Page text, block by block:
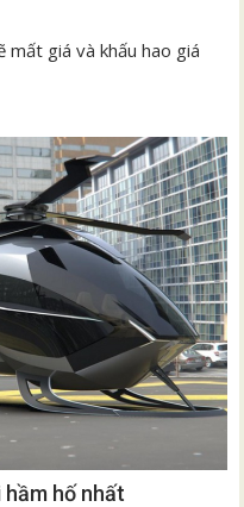
mất giá và khấu hao giá
hố nhất